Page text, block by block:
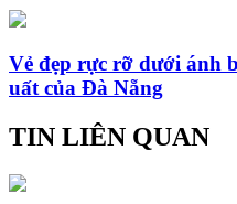
Vẻ đẹp rực rỡ dưới ánh
uất của Đà Nẵng
TIN LIÊN QUAN